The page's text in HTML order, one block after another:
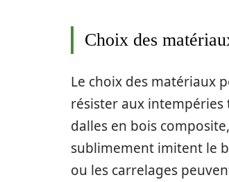
Choix des
Le choix des matériaux
résister aux intempéries
dalles en bois
sublimement imitent le
ou les carrelages